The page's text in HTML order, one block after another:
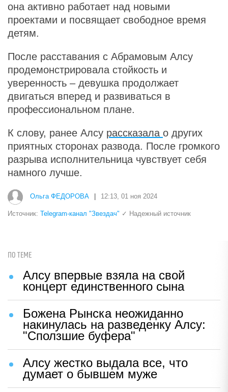
она активно работает над новыми
проектами и посвящает свободное время
детям.
После расставания с Абрамовым Алсу
продемонстрировала стойкость и
уверенность – девушка продолжает
двигаться вперед и развиваться в
профессиональном плане.
К слову, ранее Алсу рассказала о других
приятных сторонах развода. После громкого
разрыва исполнительница чувствует себя
намного лучше.
Ольга ФЕДОРОВА 12:13, 01 ноя 2024
Источник: Telegram-канал "Звездач" ✓ Надежный источник
ПО ТЕМЕ
Алсу впервые взяла на свой
концерт единственного сына
Божена Рынска неожиданно
накинулась на разведенку Алсу:
"Сползшие буфера"
Алсу жестко выдала все, что
думает о бывшем муже